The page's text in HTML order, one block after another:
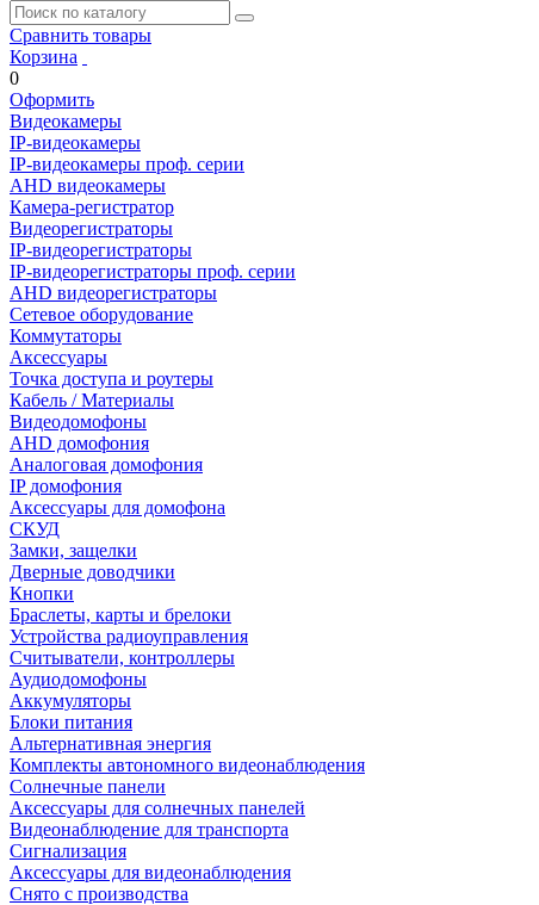
Сравнить товары
Корзина
0
Оформить
Видеокамеры
IP-видеокамеры
IP-видеокамеры проф. серии
AHD видеокамеры
Камера-регистратор
Видеорегистраторы
IP-видеорегистраторы
IP-видеорегистраторы проф. серии
AHD видеорегистраторы
Сетевое оборудование
Коммутаторы
Аксессуары
Точка доступа и роутеры
Кабель / Материалы
Видеодомофоны
AHD домофония
Аналоговая домофония
IP домофония
Аксессуары для домофона
СКУД
Замки, защелки
Дверные доводчики
Кнопки
Браслеты, карты и брелоки
Устройства радиоуправления
Считыватели, контроллеры
Аудиодомофоны
Аккумуляторы
Блоки питания
Альтернативная энергия
Комплекты автономного видеонаблюдения
Солнечные панели
Аксессуары для солнечных панелей
Видеонаблюдение для транспорта
Сигнализация
Аксессуары для видеонаблюдения
Снято с производства